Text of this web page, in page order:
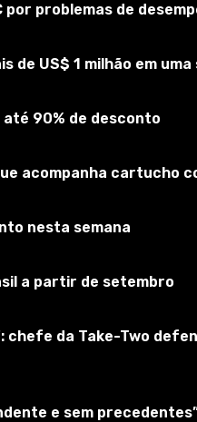
para a classificação de
problemas de
US$ 1 milhão em
até 90% de desconto
acompanha cartucho
nesta semana
a partir de setembro
da Take-Two
e sem